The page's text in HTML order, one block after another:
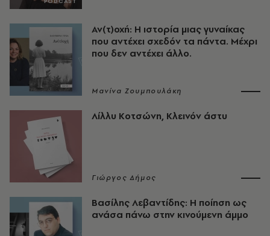
Αν(τ)οχή: Η ιστορία μιας γυναίκας
που αντέχει σχεδόν τα πάντα. Μέχρι
που δεν αντέχει άλλο.
Μανίνα Ζουμπουλάκη
Λίλλυ Κοτσώνη, Κλεινόν άστυ
Γιώργος Δήμος
Βασίλης Λεβαντίδης: Η ποίηση ως
ανάσα πάνω στην κινούμενη άμμο